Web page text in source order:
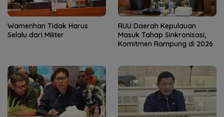
Wamenhan Tidak Harus
Selalu dari Militer
RUU Daerah Kepulauan
Masuk Tahap Sinkronisasi,
Komitmen Rampung di 2026